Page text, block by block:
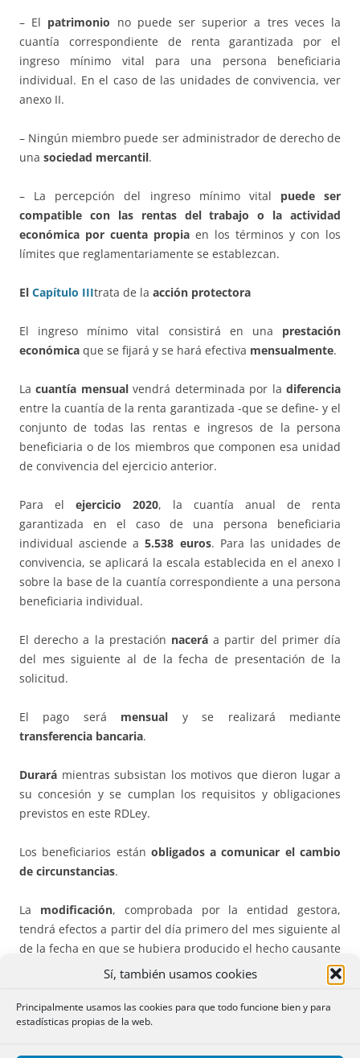
Sí, también usamos cookies
Principalmente usamos las cookies para que todo funcione bien y para
estadísticas propias de la web.
– El patrimonio no puede ser superior a tres veces la
cuantía correspondiente de renta garantizada por el
ingreso mínimo vital para una persona beneficiaria
individual. En el caso de las unidades de convivencia, ver
anexo II.
– Ningún miembro puede ser administrador de derecho de
una sociedad mercantil.
– La percepción del ingreso mínimo vital puede ser
compatible con las rentas del trabajo o la actividad
económica por cuenta propia en los términos y con los
límites que reglamentariamente se establezcan.
El Capítulo IIItrata de la acción protectora
El ingreso mínimo vital consistirá en una prestación
económica que se fijará y se hará efectiva mensualmente.
Lacuantía mensualvendrá determinada por ladiferencia
entre la cuantía de la renta garantizada -que se define- y el
conjunto de todas las rentas e ingresos de la persona
beneficiaria o de los miembros que componen esa unidad
de convivencia del ejercicio anterior.
Para el ejercicio 2020, la cuantía anual de renta
garantizada en el caso de una persona beneficiaria
individual asciende a5.538 euros. Para las unidades de
convivencia, se aplicará la escala establecida en el anexo I
sobre la base de la cuantía correspondiente a una persona
beneficiaria individual.
El derecho a la prestación nacerá a partir del primer día
del mes siguiente al de la fecha de presentación de la
solicitud.
El pago será mensual y se realizará mediante
transferencia bancaria.
Durará mientras subsistan los motivos que dieron lugar a
su concesión y se cumplan los requisitos y obligaciones
previstos en este RDLey.
Los beneficiarios están obligados a comunicar el cambio
de circunstancias.
La modificación, comprobada por la entidad gestora,
tendrá efectos a partir del día primero del mes siguiente al
de la fecha en que se hubiera producido el hecho causante
de la modificación.
En cualquier caso, la cuantía de la prestaciónse
actualizará con efectos del día 1 de enero de cada año